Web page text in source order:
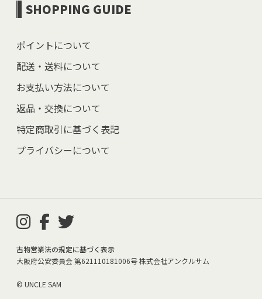
SHOPPING GUIDE
ポイントについて
配送・送料について
お支払い方法について
返品・交換について
特定商取引に基づく表記
プライバシーについて
古物営業法の規定に基づく表示
大阪府公安委員会 第621110181006号 株式会社アンクルサム
© UNCLE SAM